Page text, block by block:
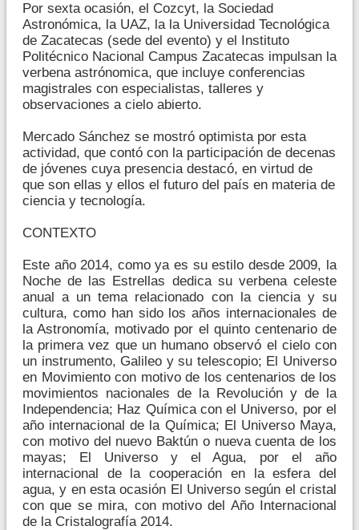
Por sexta ocasión, el Cozcyt, la Sociedad
Astronómica, la UAZ, la la Universidad Tecnológica
de Zacatecas (sede del evento) y el Instituto
Politécnico Nacional Campus Zacatecas impulsan la
verbena astrónomica, que incluye conferencias
magistrales con especialistas, talleres y
observaciones a cielo abierto.
Mercado Sánchez se mostró optimista por esta
actividad, que contó con la participación de decenas
de jóvenes cuya presencia destacó, en virtud de
que son ellas y ellos el futuro del país en materia de
ciencia y tecnología.
CONTEXTO
Este año 2014, como ya es su estilo desde 2009, la
Noche de las Estrellas dedica su verbena celeste
anual a un tema relacionado con la ciencia y su
cultura, como han sido los años internacionales de
la Astronomía, motivado por el quinto centenario de
la primera vez que un humano observó el cielo con
un instrumento, Galileo y su telescopio; El Universo
en Movimiento con motivo de los centenarios de los
movimientos nacionales de la Revolución y de la
Independencia; Haz Química con el Universo, por el
año internacional de la Química; El Universo Maya,
con motivo del nuevo Baktún o nueva cuenta de los
mayas; El Universo y el Agua, por el año
internacional de la cooperación en la esfera del
agua, y en esta ocasión El Universo según el cristal
con que se mira, con motivo del Año Internacional
de la Cristalografía 2014.